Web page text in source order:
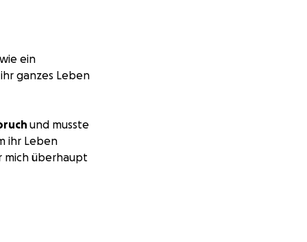
ein
ganzes Leben
und musste
ihr Leben
mich überhaupt